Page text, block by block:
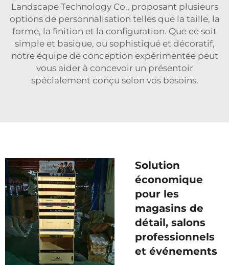
Landscape Technology Co., proposant plusieurs
options de personnalisation telles que la taille, la
forme, la finition et la configuration. Que ce soit
simple et basique, ou sophistiqué et décoratif,
notre équipe de conception expérimentée peut
vous aider à concevoir un présentoir
spécialement conçu selon vos besoins.
Solution
économique
pour les
magasins de
détail, salons
professionnels
et événements